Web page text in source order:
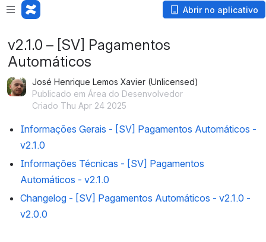
Abrir no aplicativo
v2.1.0 – [SV] Pagamentos
Automáticos
José Henrique Lemos Xavier (Unlicensed)
Publicado em Área do Desenvolvedor
Criado Thu Apr 24 2025
Informações Gerais - [SV] Pagamentos Automáticos -
v2.1.0
Informações Técnicas - [SV] Pagamentos
Automáticos - v2.1.0
Changelog - [SV] Pagamentos Automáticos - v2.1.0 -
v2.0.0